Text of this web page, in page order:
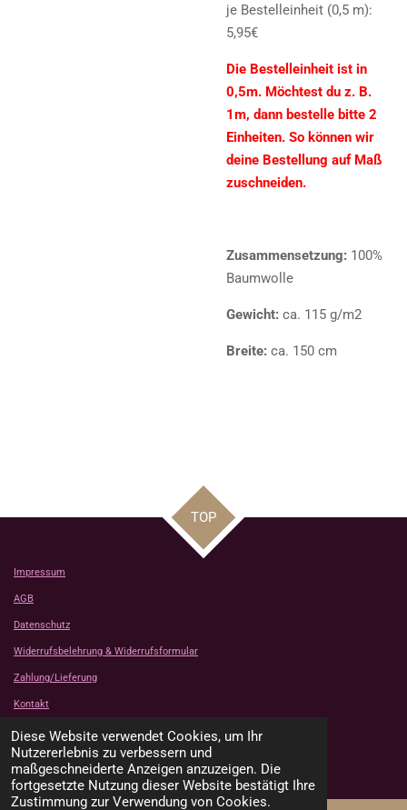
Diese Website verwendet Cookies, um Ihr
Nutzererlebnis zu verbessern und
maßgeschneiderte Anzeigen anzuzeigen. Die
fortgesetzte Nutzung dieser Website bestätigt Ihre
Zustimmung zur Verwendung von Cookies.
je Bestelleinheit (0,5 m):
5,95€
Die Bestelleinheit ist in
0,5m. Möchtest du z. B.
1m, dann bestelle bitte 2
Einheiten. So können wir
deine Bestellung auf Maß
zuschneiden.
Zusammensetzung: 100%
Baumwolle
Gewicht: ca. 115 g/m2
Breite: ca. 150 cm
TOP
Impressum
AGB
Datenschutz
Widerrufsbelehrung & Widerrufsformular
Zahlung/Lieferung
Kontakt
Kundenbewertungen
© 2024 - 2026 Tanjas Stoffe Shop
Mit Unterstützung von Webador